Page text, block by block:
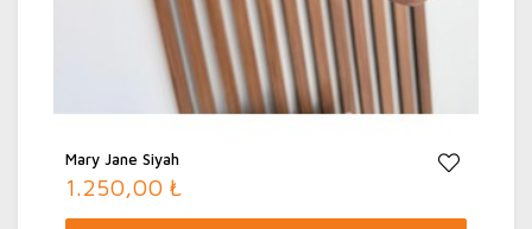
Mary Jane Siyah
1.250,00 ₺